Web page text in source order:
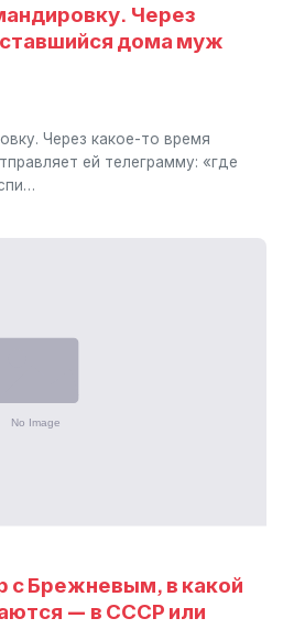
Через
дома муж
Через какое-то время
ей телеграмму: «где
с Брежневым, в какой
— в СССР или